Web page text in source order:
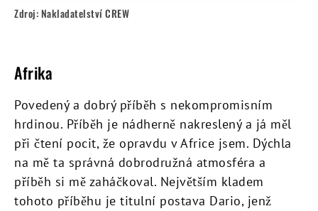
Zdroj: Nakladatelství CREW
Afrika
Povedený a dobrý příběh s nekompromisním
hrdinou. Příběh je nádherně nakreslený a já měl
při čtení pocit, že opravdu v Africe jsem. Dýchla
na mě ta správná dobrodružná atmosféra a
příběh si mě zaháčkoval. Největším kladem
tohoto příběhu je titulní postava Dario, jenž